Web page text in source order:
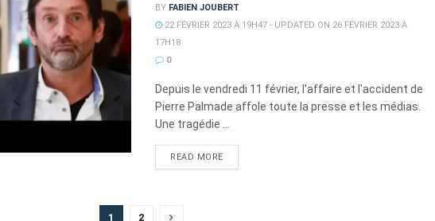
BY FABIEN JOUBERT
22 FÉVRIER 2023 À 19H47 - UPDATED ON 26 FÉVRIER 2023 À
17H18
0
Depuis le vendredi 11 février, l'affaire et l'accident de
Pierre Palmade affole toute la presse et les médias.
Une tragédie ...
READ MOREDETAILS
1 2